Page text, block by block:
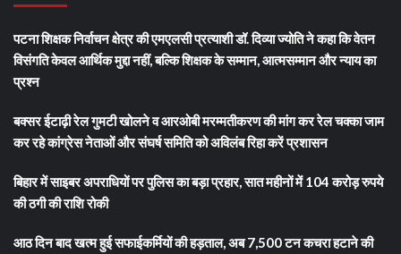
पटना शिक्षक निर्वाचन क्षेत्र की एमएलसी प्रत्याशी डॉ. दिव्या ज्योति ने कहा कि वेतन
विसंगति केवल आर्थिक मुद्दा नहीं, बल्कि शिक्षक के सम्मान, आत्मसम्मान और न्याय का
प्रश्न
बक्सर ईटाढ़ी रेल गुमटी खोलने व आरओबी मरम्मतीकरण की मांग कर रेल चक्का जाम
कर रहे कांग्रेस नेताओं और संघर्ष समिति को अविलंब रिहा करें प्रशासन
बिहार में साइबर अपराधियों पर पुलिस का बड़ा प्रहार, सात महीनों में 104 करोड़ रुपये
की ठगी की राशि रोकी
आठ दिन बाद खत्म हुई सफाईकर्मियों की हड़ताल, अब 7,500 टन कचरा हटाने की